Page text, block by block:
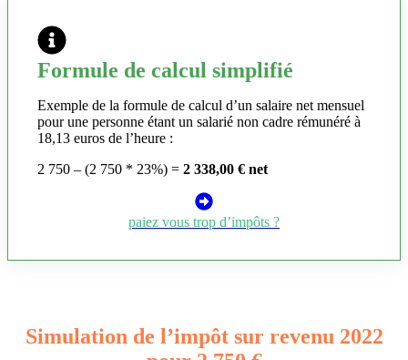
Formule de calcul simplifié
Exemple de la formule de calcul d’un salaire net mensuel
pour une personne étant un salarié non cadre rémunéré à
18,13 euros de l’heure :
2 750 – (2 750 * 23%) = 2 338,00 € net
paiez vous trop d’impôts ?
Simulation de l’impôt sur revenu 2022